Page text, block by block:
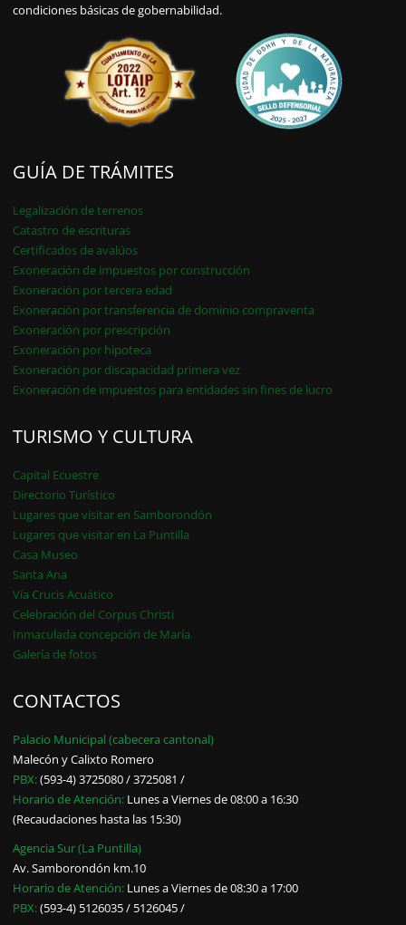
condiciones básicas de gobernabilidad.
GUÍA DE TRÁMITES
Legalización de terrenos
Catastro de escrituras
Certificados de avalúos
Exoneración de impuestos por construcción
Exoneración por tercera edad
Exoneración por transferencia de dominio compraventa
Exoneración por prescripción
Exoneración por hipoteca
Exoneración por discapacidad primera vez
Exoneración de impuestos para entidades sin fines de lucro
TURISMO Y CULTURA
Capital Ecuestre
Directorio Turístico
Lugares que visitar en Samborondón
Lugares que visitar en La Puntilla
Casa Museo
Santa Ana
Vía Crucis Acuático
Celebración del Corpus Christi
Inmaculada concepción de María
Galería de fotos
CONTACTOS
Palacio Municipal (cabecera cantonal)
Malecón y Calixto Romero
PBX:(593-4) 3725080 / 3725081 /
Horario de Atención: Lunes a Viernes de 08:00 a 16:30
(Recaudaciones hasta las 15:30)
Agencia Sur (La Puntilla)
Av. Samborondón km.10
Horario de Atención: Lunes a Viernes de 08:30 a 17:00
PBX:(593-4) 5126035 / 5126045 /